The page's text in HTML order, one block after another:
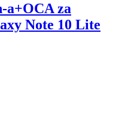
a+OCA za
Note 10 Lite